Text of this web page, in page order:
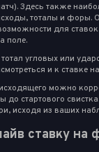
Здесь также
тоталы и форы.
для
поле.
угловых или
и к ставке
можно
до стартового
исходя из ваших
ставку на